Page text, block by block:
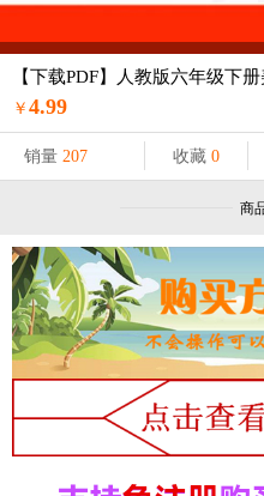
【下载PDF】人教版六年级下
￥ 4.99
销量 207 收藏 0
商